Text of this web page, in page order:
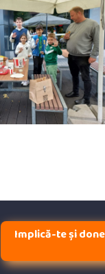
Implică-te și